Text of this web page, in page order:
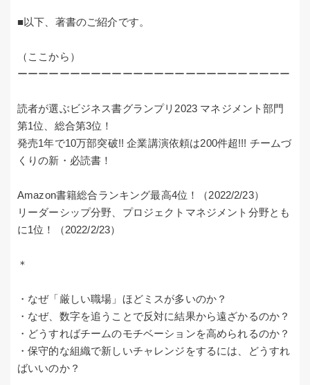
■以下、著書のご紹介です。
（ここから）
ーーーーーーーーーーーーーーーーーーーーーーーーーー
読者が選ぶビジネス書グランプリ2023 マネジメント部門
第1位、総合第3位！
発売1年で10万部突破!! 企業講演依頼は200件超!!! チームづ
くりの新・必読書！
Amazon書籍総合ランキング最高4位！（2022/2/23）
リーダーシップ分野、プロジェクトマネジメント分野とも
に1位！（2022/2/23）
＊
・なぜ「厳しい職場」ほどミスが多いのか？
・なぜ、数字を追うことで反対に結果から遠ざかるのか？
・どうすればチームのモチベーションを高められるのか？
・保守的な組織で新しいチャレンジをするには、どうすれ
ばいいのか？